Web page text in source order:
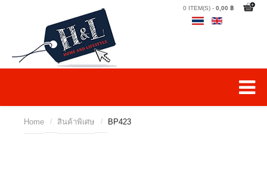
0 ITEM(S) - 0,00 ฿
Home / สินค้าพิเศษ / BP423